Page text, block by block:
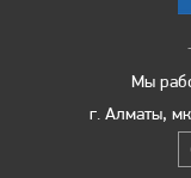
Мы
г. Алматы,